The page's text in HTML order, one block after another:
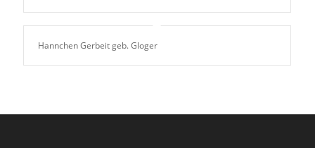
Hannchen Gerbeit geb. Gloger